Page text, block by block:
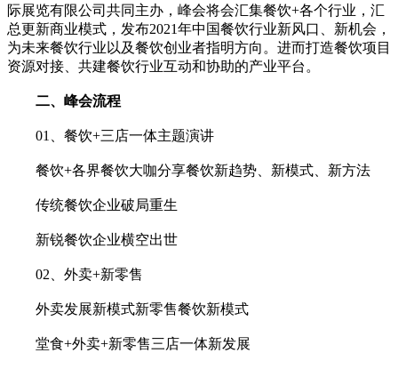
际展览有限公司共同主办，峰会将会汇集餐饮+各个行业，汇
总更新商业模式，发布2021年中国餐饮行业新风口、新机会，
为未来餐饮行业以及餐饮创业者指明方向。进而打造餐饮项目
资源对接、共建餐饮行业互动和协助的产业平台。
二、峰会流程
01、餐饮+三店一体主题演讲
餐饮+各界餐饮大咖分享餐饮新趋势、新模式、新方法
传统餐饮企业破局重生
新锐餐饮企业横空出世
02、外卖+新零售
外卖发展新模式新零售餐饮新模式
堂食+外卖+新零售三店一体新发展